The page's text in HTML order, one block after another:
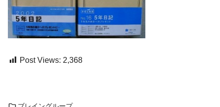
Post Views: 2,368